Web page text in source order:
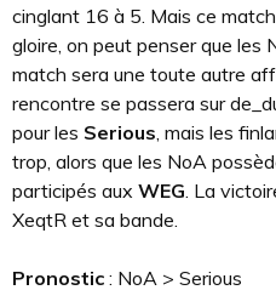
cinglant 16 à 5. Mais ce match
gloire, on peut penser que les
match sera une toute autre
rencontre se passera sur
pour les Serious, mais les
trop, alors que les NoA
participés aux WEG. La
XeqtR et sa bande.
Pronostic : NoA > Serious